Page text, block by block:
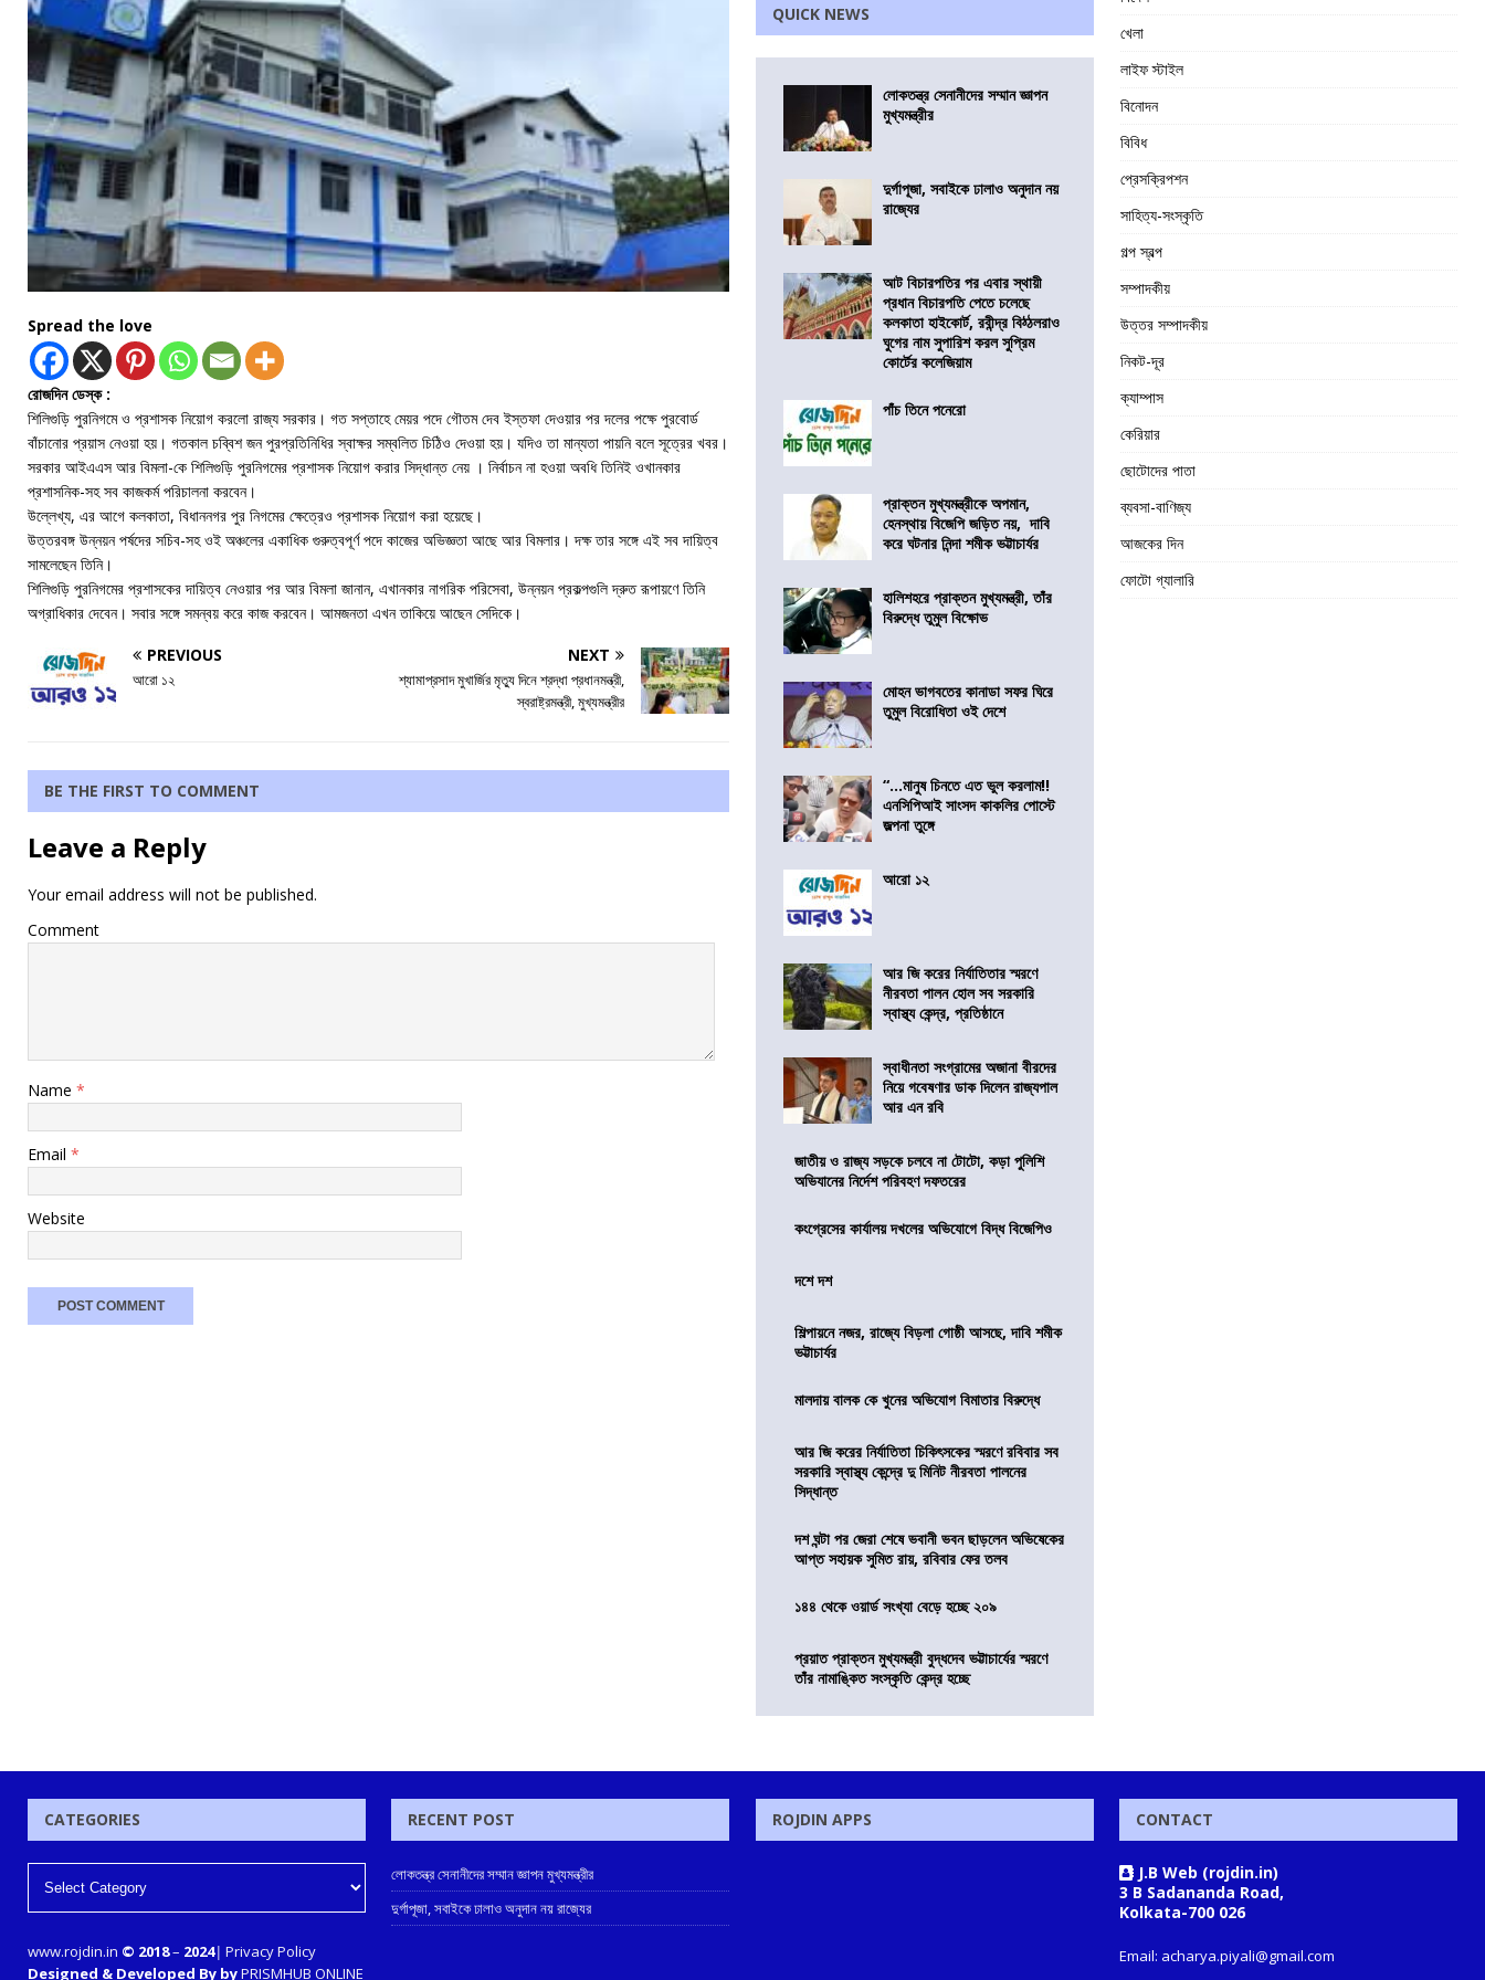
Spread the love
রোজদিন ডেস্ক :
শিলিগুড়ি পুরনিগমে ও প্রশাসক নিয়োগ করলো রাজ্য সরকার। গত সপ্তাহে মেয়র পদে গৌতম দেব ইস্তফা দেওয়ার পর দলের পক্ষে পুরবোর্ড
বাঁচানোর প্রয়াস নেওয়া হয়। গতকাল চব্বিশ জন পুরপ্রতিনিধির স্বাক্ষর সম্বলিত চিঠিও দেওয়া হয়। যদিও তা মান্যতা পায়নি বলে সূত্রের খবর।
সরকার আইএএস আর বিমলা-কে শিলিগুড়ি পুরনিগমের প্রশাসক নিয়োগ করার সিদ্ধান্ত নেয় । নির্বাচন না হওয়া অবধি তিনিই ওখানকার
প্রশাসনিক-সহ সব কাজকর্ম পরিচালনা করবেন।
উল্লেখ্য, এর আগে কলকাতা, বিধাননগর পুর নিগমের ক্ষেত্রেও প্রশাসক নিয়োগ করা হয়েছে।
উত্তরবঙ্গ উন্নয়ন পর্ষদের সচিব-সহ ওই অঞ্চলের একাধিক গুরুত্বপূর্ণ পদে কাজের অভিজ্ঞতা আছে আর বিমলার। দক্ষ তার সঙ্গে এই সব দায়িত্ব
সামলেছেন তিনি।
শিলিগুড়ি পুরনিগমের প্রশাসকের দায়িত্ব নেওয়ার পর আর বিমলা জানান, এখানকার নাগরিক পরিসেবা, উন্নয়ন প্রকল্পগুলি দ্রুত রূপায়ণে তিনি
অগ্রাধিকার দেবেন। সবার সঙ্গে সমন্বয় করে কাজ করবেন। আমজনতা এখন তাকিয়ে আছেন সেদিকে।
PREVIOUS
আরো ১২
NEXT
শ্যামাপ্রসাদ মুখার্জির মৃত্যু দিনে শ্রদ্ধা প্রধানমন্ত্রী,
স্বরাষ্ট্রমন্ত্রী, মুখ্যমন্ত্রীর
BE THE FIRST TO COMMENT
Leave a Reply
Your email address will not be published.
Comment
Name *
Email *
Website
QUICK NEWS
লোকতন্ত্র সেনানীদের সম্মান জ্ঞাপন
মুখ্যমন্ত্রীর
দুর্গাপূজা, সবাইকে ঢালাও অনুদান নয়
রাজ্যের
আট বিচারপতির পর এবার স্থায়ী
প্রধান বিচারপতি পেতে চলেছে
কলকাতা হাইকোর্ট, রবীন্দ্র বিঠ্ঠলরাও
ঘুগের নাম সুপারিশ করল সুপ্রিম
কোর্টের কলেজিয়াম
পাঁচ তিনে পনেরো
প্রাক্তন মুখ্যমন্ত্রীকে অপমান,
হেনস্থায় বিজেপি জড়িত নয়, দাবি
করে ঘটনার নিন্দা শমীক ভট্টাচার্যর
হালিশহরে প্রাক্তন মুখ্যমন্ত্রী, তাঁর
বিরুদ্ধে তুমুল বিক্ষোভ
মোহন ভাগবতের কানাডা সফর ঘিরে
তুমুল বিরোধিতা ওই দেশে
“…মানুষ চিনতে এত ভুল করলাম!!
এনসিপিআই সাংসদ কাকলির পোস্টে
জল্পনা তুঙ্গে
আরো ১২
আর জি করের নির্যাতিতার স্মরণে
নীরবতা পালন হোল সব সরকারি
স্বাস্থ্য কেন্দ্র, প্রতিষ্ঠানে
স্বাধীনতা সংগ্রামের অজানা বীরদের
নিয়ে গবেষণার ডাক দিলেন রাজ্যপাল
আর এন রবি
জাতীয় ও রাজ্য সড়কে চলবে না টোটো, কড়া পুলিশি
অভিযানের নির্দেশ পরিবহণ দফতরের
কংগ্রেসের কার্যালয় দখলের অভিযোগে বিদ্ধ বিজেপিও
দশে দশ
শিল্পায়নে নজর, রাজ্যে বিড়লা গোষ্ঠী আসছে, দাবি শমীক
ভট্টাচার্যর
মালদায় বালক কে খুনের অভিযোগ বিমাতার বিরুদ্ধে
আর জি করের নির্যাতিতা চিকিৎসকের স্মরণে রবিবার সব
সরকারি স্বাস্থ্য কেন্দ্রে দু মিনিট নীরবতা পালনের
সিদ্ধান্ত
দশ ঘন্টা পর জেরা শেষে ভবানী ভবন ছাড়লেন অভিষেকের
আপ্ত সহায়ক সুমিত রায়, রবিবার ফের তলব
১৪৪ থেকে ওয়ার্ড সংখ্যা বেড়ে হচ্ছে ২০৯
প্রয়াত প্রাক্তন মুখ্যমন্ত্রী বুদ্ধদেব ভট্টাচার্যের স্মরণে
তাঁর নামাঙ্কিত সংস্কৃতি কেন্দ্র হচ্ছে
খেলা
লাইফ স্টাইল
বিনোদন
বিবিধ
প্রেসক্রিপশন
সাহিত্য-সংস্কৃতি
গল্প স্বল্প
সম্পাদকীয়
উত্তর সম্পাদকীয়
নিকট-দূর
ক্যাম্পাস
কেরিয়ার
ছোটোদের পাতা
ব্যবসা-বাণিজ্য
আজকের দিন
ফোটো গ্যালারি
CATEGORIES
www.rojdin.in © 2018– 2024| Privacy Policy
Designed & Developed By byPRISMHUB ONLINE
RECENT POST
লোকতন্ত্র সেনানীদের সম্মান জ্ঞাপন মুখ্যমন্ত্রীর
দুর্গাপূজা, সবাইকে ঢালাও অনুদান নয় রাজ্যের
ROJDIN APPS CONTACT
J.B Web (rojdin.in)
3 B Sadananda Road,
Kolkata-700 026
Email: acharya.piyali@gmail.com